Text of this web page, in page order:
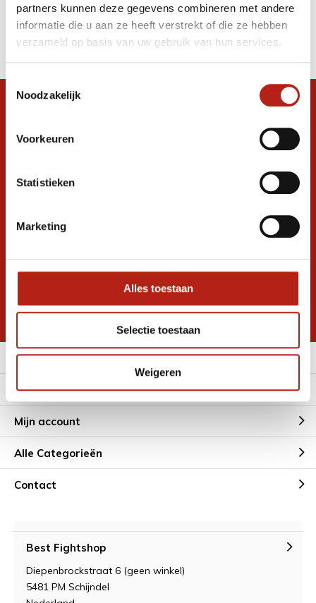
partners kunnen deze gegevens combineren met andere
informatie die u aan ze heeft verstrekt of die ze hebben
verzameld op basis van uw gebruik van hun services.
Toestemmingsselectie
Noodzakelijk
Voorkeuren
Statistieken
Marketing
Alles toestaan
Selectie toestaan
Weigeren
Producten
Filter
Stel je vraag in de chat, en we helpen je
graag verder. 24/7
Volg ons
promoties
* Lees hier de wettelijke beperkingen
Meer informatie
Klantenservice
Mijn account
Alle Categorieën
Contact
Best Fightshop
Diepenbrockstraat 6 (geen winkel)
5481 PM Schijndel